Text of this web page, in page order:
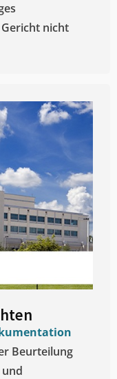
nicht
Beurteilung